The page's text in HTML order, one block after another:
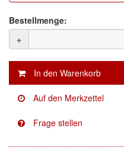
Facdos
Finixa
Indasa
KWASNY
Mirka
Bestellmenge:
+